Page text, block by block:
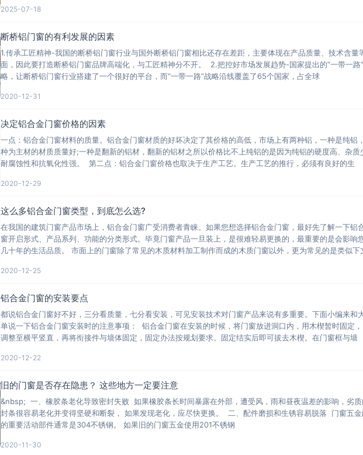
2025-07-18
断桥铝门窗的有利发展的因素
1.传承工匠精神-我国的断桥铝门窗行业与国外断桥铝门窗相比还存在差距，主要体现在产品质量、技术含量
面，因此要打造断桥铝门窗品牌高端化，与工匠精神分不开。 2.把控好市场发展趋势-国家提出的“一带一路
略，让断桥铝门窗行业搭建了一个很好的平台，而“一带一路”战略沿线覆盖了65个国家，占全球
2020-12-31
决定铝合金门窗价格的因素
一点：铝合金门窗材料的质量。铝合金门窗材质的好坏决定了其价格的高低，市场上有两种铝，一种是纯铝
种为主材的材质质量好;一种是翻新的铝材，翻新的铝材之所以价格比不上纯铝的是因为纯铝的硬度高、杂质
耐腐蚀性和抗氧化性强。 第二点：铝合金门窗价格也取决于生产工艺。生产工艺的推行，必须有良好的生
2020-12-29
这么多铝合金门窗类型，到底怎么选?
在我国的建筑门窗产品市场上，铝合金门窗广受消费者青睐。如果您想选择铝合金门窗，最好先了解一下铝
窗开启形式、产品系列、功能的分类形式。毕竟门窗产品一旦装上，是很难轻易更换的，最重要的是会影响
几十年的生活品质。 市面上的门窗除了常见的木质材料加工制作而成的木质门窗以外，更为常见的是类似下
2020-12-25
铝合金门窗的安装要点
都说铝合金门窗好不好，三分看质量，七分看安装，可见安装技术对门窗产品来说有多重要。下面小编来和
单说一下铝合金门窗安装时的注意事项： 铝合金门窗在安装的时候，将门窗放进洞口内，用木楔暂时固定，
调整至横平竖直，再将衔接件与墙体固定，固定办法按规划要求。固定结实后即可拔去木楔。在门窗框与墙
2020-12-22
旧的门窗是否存在隐患？ 这些地方一定要注意
&nbsp; 一、橡胶条老化导致密封失败 如果橡胶条长时间暴露在外部，遭受风，雨和昼夜温差的影响，劣
封条很容易老化并变得坚硬和断裂， 如果发现老化，应尽快更换。 二、配件磨损和生锈容易脱落 门窗五金
的重要活动部件通常是304不锈钢。 如果旧的门窗五金使用201不锈钢
2020-11-30